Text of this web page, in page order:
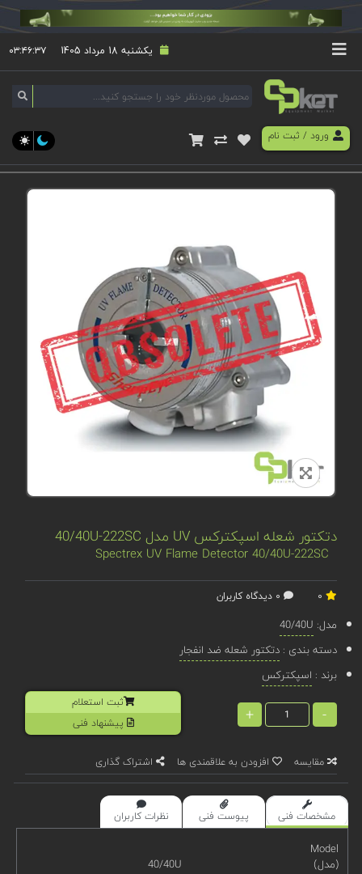
یکشنبه 18 مرداد 1405 ۰۳:۴۶:۳۷
ورود/ ثبت نام
دتکتور شعله اسپکترکس UV مدل 40/40U-222SC
Spectrex UV Flame Detector 40/40U-222SC
مدل: 40/40U
دسته بندی :دتکتور شعله ضد انفجار
برند : اسپکترکس
-
+
ثبت استعلام
پیشنهاد فنی
مقایسه افزودن به علاقمندی ها اشتراک گذاری
مشخصات فنی پیوست فنی نظرات کاربران
Model
(مدل)
40/40U